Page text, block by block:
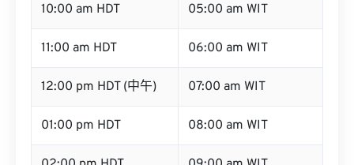
10:00 am HDT 05:00 am WIT
11:00 am HDT 06:00 am WIT
12:00 pm HDT (中午) 07:00 am WIT
01:00 pm HDT 08:00 am WIT